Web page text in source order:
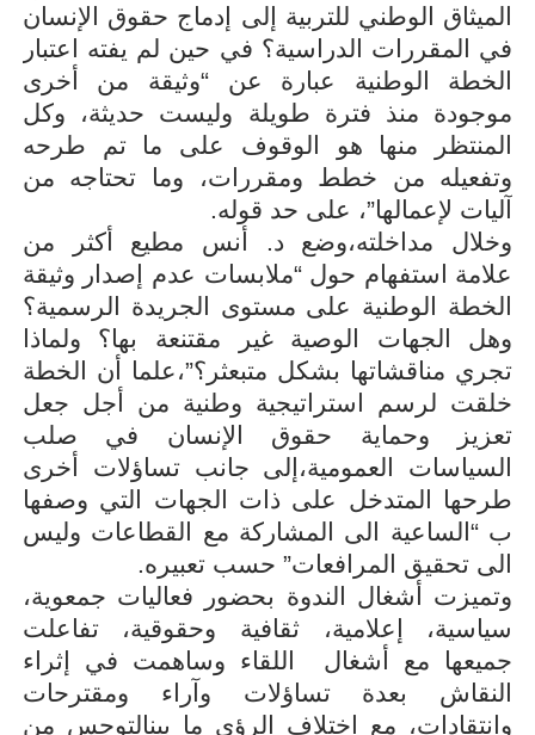
الميثاق الوطني للتربية إلى إدماج حقوق الإنسان
في المقررات الدراسية؟ في حين لم يفته اعتبار
الخطة الوطنية عبارة عن “وثيقة من أخرى
موجودة منذ فترة طويلة وليست حديثة، وكل
المنتظر منها هو الوقوف على ما تم طرحه
وتفعيله من خطط ومقررات، وما تحتاجه من
آليات لإعمالها”، على حد قوله.
وخلال مداخلته،وضع د. أنس مطيع أكثر من
علامة استفهام حول “ملابسات عدم إصدار وثيقة
الخطة الوطنية على مستوى الجريدة الرسمية؟
وهل الجهات الوصية غير مقتنعة بها؟ ولماذا
تجري مناقشاتها بشكل متبعثر؟”،علما أن الخطة
خلقت لرسم
استراتيجية وطنية من أجل جعل
تعزيز وحماية حقوق الإنسان في صلب
السياسات العمومية،إلى جانب تساؤلات أخرى
طرحها المتدخل على ذات الجهات التي وصفها
ب “الساعية الى المشاركة مع القطاعات وليس
الى تحقيق المرافعات” حسب تعبيره.
وتميزت أشغال الندوة بحضور فعاليات جمعوية،
سياسية، إعلامية، ثقافية وحقوقية، تفاعلت
جميعها مع أشغال اللقاء وساهمت في إثراء
النقاش بعدة تساؤلات وآراء ومقترحات
وانتقادات، مع اختلاف الرؤى ما بينالتوجس من